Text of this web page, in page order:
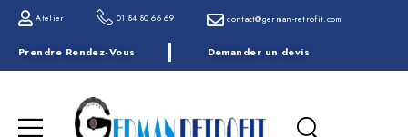
Atelier 01 84 80 66 69 contact@german-retrofit.com
Prendre Rendez-Vous Demander un devis